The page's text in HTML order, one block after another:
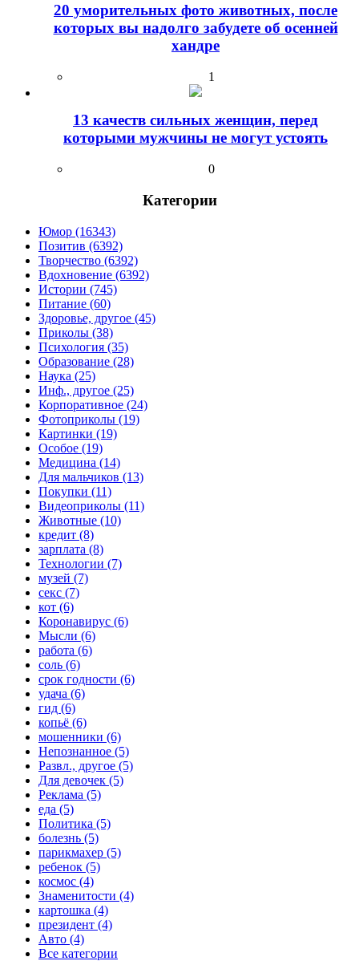
20 уморительных фото животных, после
которых вы надолго забудете об осенней
хандре
1
13 качеств сильных женщин, перед
которыми мужчины не могут устоять
0
Категории
Юмор (16343)
Позитив (6392)
Творчество (6392)
Вдохновение (6392)
Истории (745)
Питание (60)
Здоровье, другое (45)
Приколы (38)
Психология (35)
Образование (28)
Наука (25)
Инф., другое (25)
Корпоративное (24)
Фотоприколы (19)
Картинки (19)
Особое (19)
Медицина (14)
Для мальчиков (13)
Покупки (11)
Видеоприколы (11)
Животные (10)
кредит (8)
зарплата (8)
Технологии (7)
музей (7)
секс (7)
кот (6)
Коронавирус (6)
Мысли (6)
работа (6)
соль (6)
срок годности (6)
удача (6)
гид (6)
копьё (6)
мошенники (6)
Непознанное (5)
Развл., другое (5)
Для девочек (5)
Реклама (5)
еда (5)
Политика (5)
болезнь (5)
парикмахер (5)
ребенок (5)
космос (4)
Знаменитости (4)
картошка (4)
президент (4)
Авто (4)
Все категории